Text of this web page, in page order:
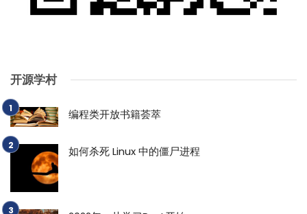
开源学村
编程类开放书籍荟萃
如何杀死 Linux 中的僵尸进程